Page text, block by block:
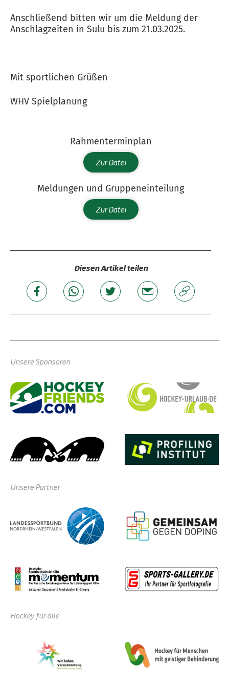
Anschließend bitten wir um die Meldung der
Anschlagzeiten in Sulu bis zum 21.03.2025.
Mit sportlichen Grüßen
WHV Spielplanung
Rahmenterminplan
Zur Datei
Meldungen und Gruppeneinteilung
Zur Datei
Diesen Artikel teilen
Unsere Sponsoren
Unsere Partner
Hockey für alle